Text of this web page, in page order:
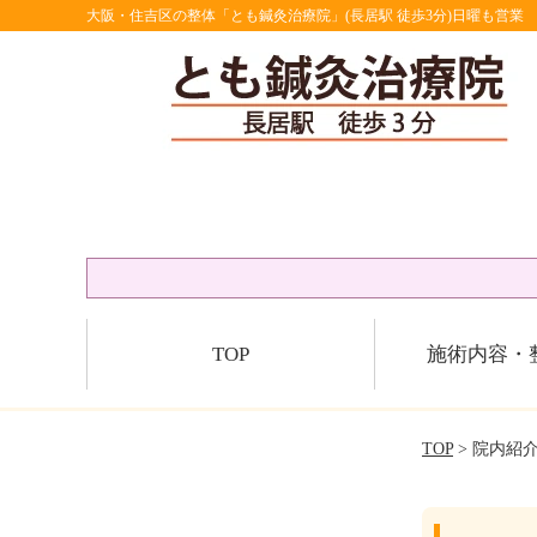
大阪・住吉区の整体「とも鍼灸治療院」(長居駅 徒歩3分)日曜も営業
TOP 施術内容・
TOP> 院内紹